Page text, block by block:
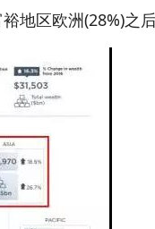
地区欧洲(28%)之